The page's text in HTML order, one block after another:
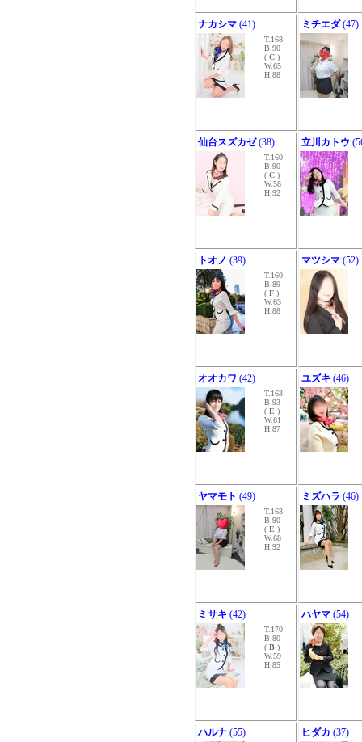
ナカシマ (41)
T.168
B.90
( C )
W.65
H.88
ミチエダ(47)
仙台スズカゼ(38)
T.160
B.90
( C )
W.58
H.92
立川カトウ
トオノ (39)
T.160
B.89
( F )
W.63
H.88
マツシマ (52)
オオカワ (42)
T.163
B.93
( E )
W.61
H.87
ユズキ (46)
ヤマモト (49)
T.163
B.90
( E )
W.68
H.92
ミズハラ (46)
ミサキ (42)
T.170
B.80
( B )
W.59
H.85
ハヤマ (54)
ハルナ (55) ヒダカ (37)